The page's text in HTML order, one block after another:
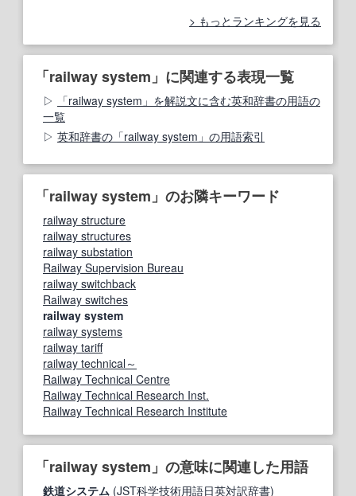
もっとランキングを見る
「railway system」に関連する表現一覧
「railway system」を解説文に含む英和辞書の用語の
一覧
英和辞書の「railway system」の用語索引
「railway system」のお隣キーワード
railway structure
railway structures
railway substation
Railway Supervision Bureau
railway switchback
Railway switches
railway system
railway systems
railway tariff
railway technical～
Railway Technical Centre
Railway Technical Research Inst.
Railway Technical Research Institute
「railway system」の意味に関連した用語
鉄道システム (JST科学技術用語日英対訳辞書)